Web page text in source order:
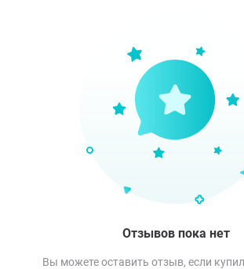
Отзывов пока нет
Вы можете оставить отзыв, если